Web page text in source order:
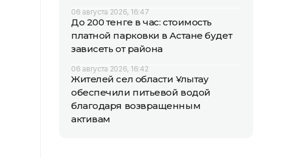
06 августа 2026, 16:47
До 200 тенге в час: стоимость
платной парковки в Астане будет
зависеть от района
06 августа 2026, 16:42
Жителей сел области Ұлытау
обеспечили питьевой водой
благодаря возвращенным
активам